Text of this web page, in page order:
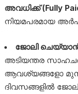
അവധിക്ക് (Fully
നിയമപരമായ
ജോലി
അടിയന്തര
ആവശ്യങ്ങളോ
ദിവസങ്ങളിൽ